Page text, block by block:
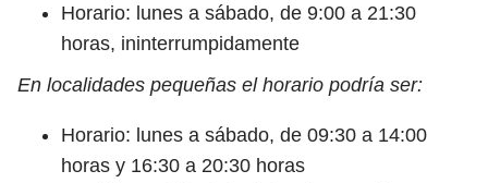
Horario: lunes a sábado, de 9:00 a 21:30
horas, ininterrumpidamente
En localidades pequeñas el horario podría ser:
Horario: lunes a sábado, de 09:30 a 14:00
horas y 16:30 a 20:30 horas